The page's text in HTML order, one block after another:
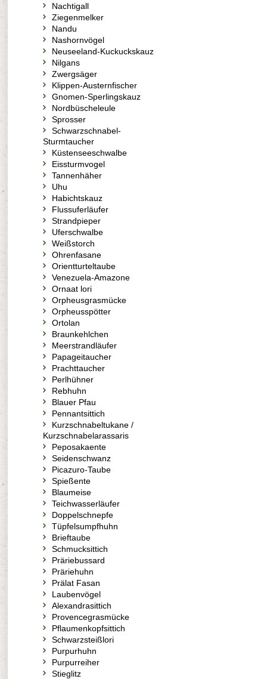
Nachtigall
Ziegenmelker
Nandu
Nashornvögel
Neuseeland-Kuckuckskauz
Nilgans
Zwergsäger
Klippen-Austernfischer
Gnomen-Sperlingskauz
Nordbüscheleule
Sprosser
Schwarzschnabel-
Sturmtaucher
Küstenseeschwalbe
Eissturmvogel
Tannenhäher
Uhu
Habichtskauz
Flussuferläufer
Strandpieper
Uferschwalbe
Weißstorch
Ohrenfasane
Orientturteltaube
Venezuela-Amazone
Ornaat lori
Orpheusgrasmücke
Orpheusspötter
Ortolan
Braunkehlchen
Meerstrandläufer
Papageitaucher
Prachttaucher
Perlhühner
Rebhuhn
Blauer Pfau
Pennantsittich
Kurzschnabeltukane /
Kurzschnabelarassaris
Peposakaente
Seidenschwanz
Picazuro-Taube
Spießente
Blaumeise
Teichwasserläufer
Doppelschnepfe
Tüpfelsumpfhuhn
Brieftaube
Schmucksittich
Präriebussard
Präriehuhn
Prälat Fasan
Laubenvögel
Alexandrasittich
Provencegrasmücke
Pflaumenkopfsittich
Schwarzsteißlori
Purpurhuhn
Purpurreiher
Stieglitz